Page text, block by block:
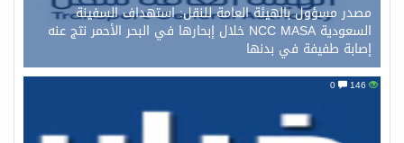
مصدر مسؤول بالهيئة العامة للنقل: استهداف السفينة
السعودية NCC MASA خلال إبحارها في البحر الأحمر نتج عنه
إصابة طفيفة في بدنها